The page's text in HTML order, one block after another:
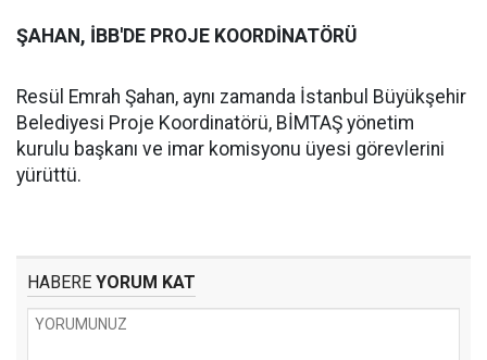
ŞAHAN, İBB'DE PROJE KOORDİNATÖRÜ
Resül Emrah Şahan, aynı zamanda İstanbul Büyükşehir
Belediyesi Proje Koordinatörü, BİMTAŞ yönetim
kurulu başkanı ve imar komisyonu üyesi görevlerini
yürüttü.
HABERE YORUM KAT